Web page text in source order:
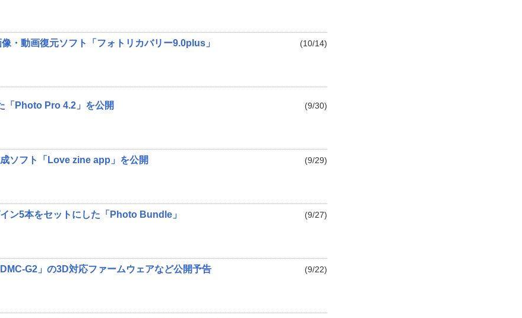
(10/14)
・動画復元ソフト「フォトリカバリー9.0plus」
(9/30)
「Photo Pro 4.2」を公開
(9/29)
ソフト「Love zine app」を公開
(9/27)
ン5本をセットにした「Photo Bundle」
(9/22)
G2」の3D対応ファームウェアなど公開予告